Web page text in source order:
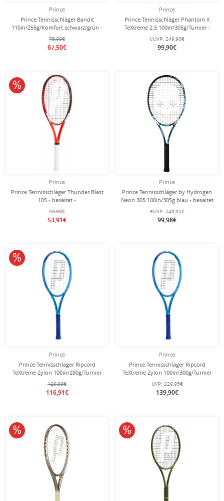
Prince
Prince Tennisschläger Bandit
110in/255g/Komfort schwarz/grün -
besaitet -
75,00€
67,50€
Prince
Prince Tennisschläger Phantom X
TeXtreme 2.5 100in/305g/Turnier -
unbesaitet -
eUVP: 249,90€
99,90€
Prince
Prince Tennisschläger Thunder Blast
105 - besaitet -
59,90€
53,91€
10% reduziert
Prince
Prince Tennisschläger by Hydrogen
Neon 305 100in/305g blau - besaitet
-
eUVP: 249,95€
99,98€
Prince
Prince Tennisschläger Ripcord
TeXtreme Zylon 100in/280g/Turnier
2025 blau - unbesaitet -
129,90€
116,91€
10% reduziert
Prince
Prince Tennisschläger Ripcord
TeXtreme Zylon 100in/300g/Turnier
2025 blau - unbesaitet -
UVP: 229,95€
139,90€
10% reduziert 10% reduziert